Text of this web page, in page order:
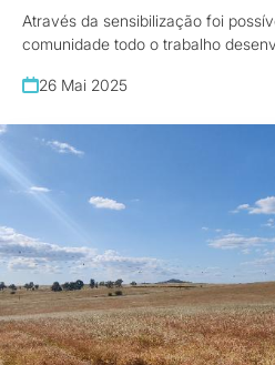
Através da sensibilização foi
comunidade todo o trabalho
26 Mai 2025